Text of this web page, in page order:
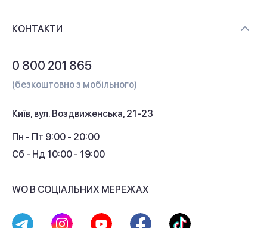
Контакти
Кешбек
КОНТАКТИ
0 800 201 865
(безкоштовно з мобільного)
Київ, вул. Воздвиженська, 21-23
Пн - Пт 9:00 - 20:00
Сб - Нд 10:00 - 19:00
WO В СОЦІАЛЬНИХ МЕРЕЖАХ